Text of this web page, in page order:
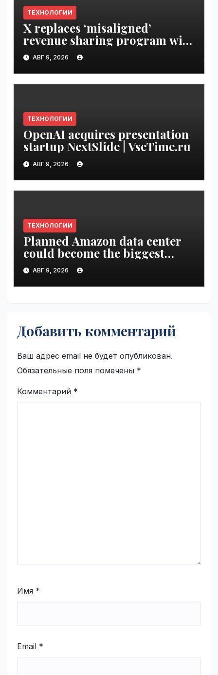
ТЕХНОЛОГИИ
X replaces ‘misaligned’
revenue sharing program with
Original Content Rewards |
VseTime.ru
АВГ 9, 2026
ТЕХНОЛОГИИ
OpenAI acquires presentation
startup NextSlide | VseTime.ru
АВГ 9, 2026
ТЕХНОЛОГИИ
Planned Amazon data center
could become the biggest
climate polluter in the U.S. |
VseTime.ru
АВГ 9, 2026
Добавить комментарий
Ваш адрес email не будет опубликован.
Обязательные поля помечены *
Комментарий *
Имя *
Email *